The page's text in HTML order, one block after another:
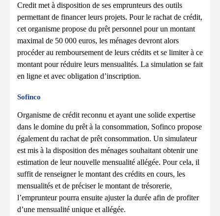
Credit met à disposition de ses emprunteurs des outils
permettant de financer leurs projets. Pour le rachat de crédit,
cet organisme propose du prêt personnel pour un montant
maximal de 50 000 euros, les ménages devront alors
procéder au remboursement de leurs crédits et se limiter à ce
montant pour réduire leurs mensualités. La simulation se fait
en ligne et avec obligation d’inscription.
Sofinco
Organisme de crédit reconnu et ayant une solide expertise
dans le domine du prêt à la consommation, Sofinco propose
également du rachat de prêt consommation. Un simulateur
est mis à la disposition des ménages souhaitant obtenir une
estimation de leur nouvelle mensualité allégée. Pour cela, il
suffit de renseigner le montant des crédits en cours, les
mensualités et de préciser le montant de trésorerie,
l’emprunteur pourra ensuite ajuster la durée afin de profiter
d’une mensualité unique et allégée.